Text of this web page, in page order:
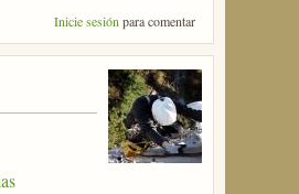
Inicie sesión para comentar